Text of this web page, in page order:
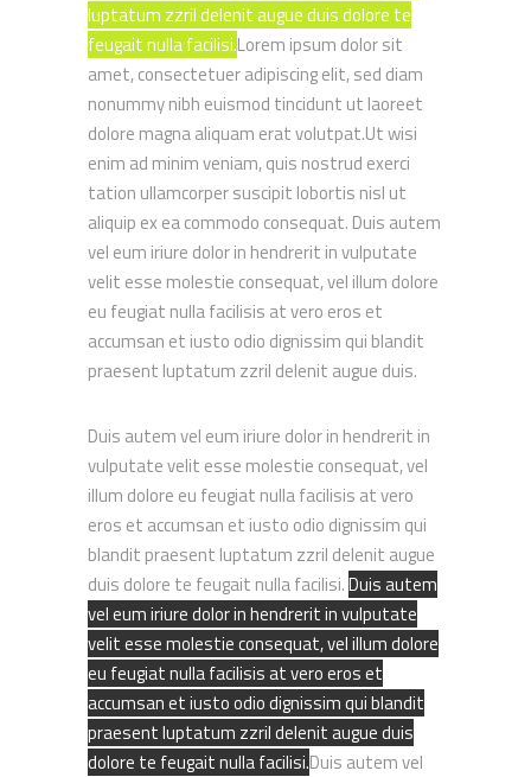
luptatum zzril delenit augue duis dolore te
feugait nulla facilisi.Lorem ipsum dolor sit
amet, consectetuer adipiscing elit, sed diam
nonummy nibh euismod tincidunt ut laoreet
dolore magna aliquam erat volutpat.Ut wisi
enim ad minim veniam, quis nostrud exerci
tation ullamcorper suscipit lobortis nisl ut
aliquip ex ea commodo consequat. Duis autem
vel eum iriure dolor in hendrerit in vulputate
velit esse molestie consequat, vel illum dolore
eu feugiat nulla facilisis at vero eros et
accumsan et iusto odio dignissim qui blandit
praesent luptatum zzril delenit augue duis.
Duis autem vel eum iriure dolor in hendrerit in
vulputate velit esse molestie consequat, vel
illum dolore eu feugiat nulla facilisis at vero
eros et accumsan et iusto odio dignissim qui
blandit praesent luptatum zzril delenit augue
duis dolore te feugait nulla facilisi.Duis autem
vel eum iriure dolor in hendrerit in vulputate
velit esse molestie consequat, vel illum dolore
eu feugiat nulla facilisis at vero eros et
accumsan et iusto odio dignissim qui blandit
praesent luptatum zzril delenit augue duis
dolore te feugait nulla facilisi.Duis autem vel